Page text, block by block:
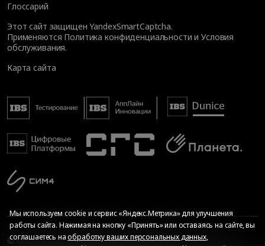
Глоссарий
Этот сайт защищен YandexSmartCaptcha.
Применяются Политика конфиденциальности иУсловия
обслуживания.
Карта сайта
© Общество с ограниченной ответственностью «ИБС
Мы используем cookie и сервис «Яндекс.Метрика» для улучшения
работы сайта. Нажимая на кнопку «Принять» или оставаясь на сайте, вы
соглашаетесь наобработку ваших персональных данных,